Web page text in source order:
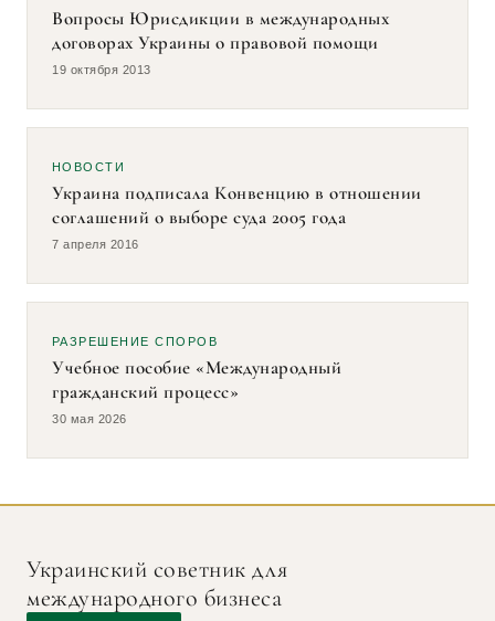
исполнения иностранных судебных решений на
примере Гаагской Конвенции в отношении соглашений
о выборе суда 2005 года
Вопросы Юрисдикции в международных договорах
Вопросы Юрисдикции в международных
договорах Украины о правовой помощи
19 октября 2013
НОВОСТИ
Украина подписала Конвенцию в отношении
соглашений о выборе суда 2005 года
7 апреля 2016
РАЗРЕШЕНИЕ СПОРОВ
Учебное пособие «Международный
гражданский процесс»
30 мая 2026
Украинский советник для
международного бизнеса